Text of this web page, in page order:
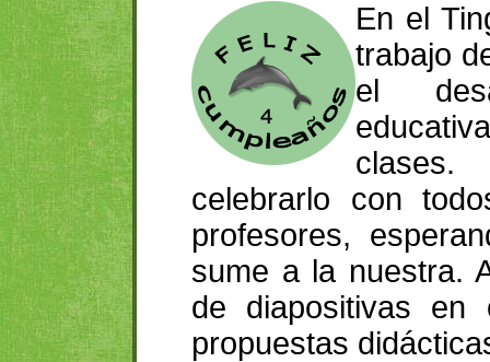
En el
trabajo
el
clases.
celebrarlo con
profesores,
sume a la nuestra.
de diapositivas en
propuestas